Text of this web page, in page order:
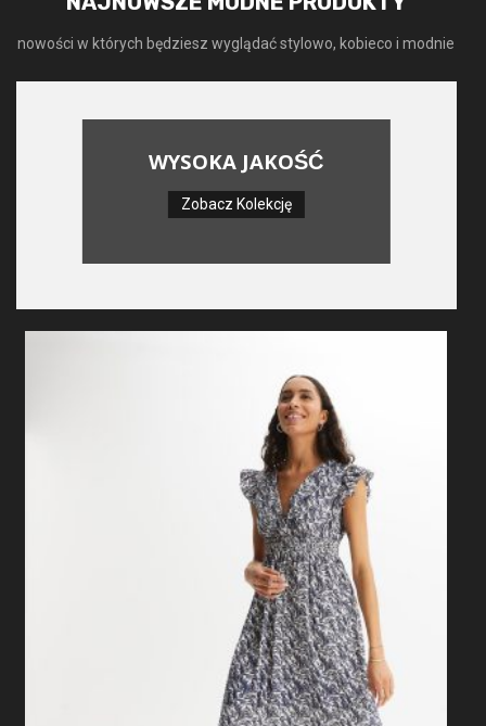
nowości w których będziesz wyglądać stylowo, kobieco i modnie
WYSOKA JAKOŚĆ
Zobacz Kolekcję